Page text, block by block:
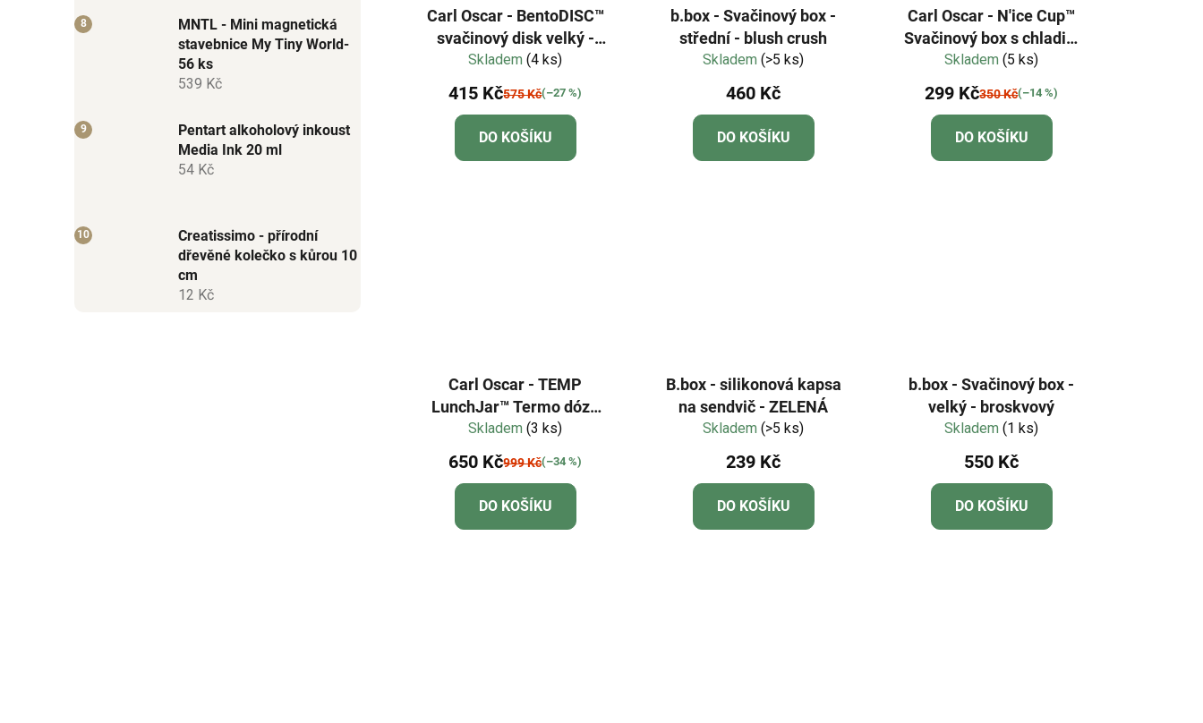
MNTL - Mini magnetická
stavebnice My Tiny World-
56 ks
539 Kč
Pentart alkoholový inkoust
Media Ink 20 ml
54 Kč
Creatissimo - přírodní
dřevěné kolečko s kůrou 10
cm
12 Kč
Carl Oscar - BentoDISC™
svačinový disk velký -
tyrkysová
Skladem(4 ks)
415 Kč575 Kč(–27 %)
DO KOŠÍKU
b.box - Svačinový box -
střední - blush crush
Skladem(>5 ks)
460 Kč
DO KOŠÍKU
Carl Oscar - N'ice Cup™
Svačinový box s chladicí
vložkou - limetková
Skladem(5 ks)
299 Kč350 Kč(–14 %)
DO KOŠÍKU
Carl Oscar - TEMP
LunchJar™ Termo dóza
na jídlo 0,5l - limetková
Skladem(3 ks)
650 Kč999 Kč(–34 %)
DO KOŠÍKU
B.box - silikonová kapsa
na sendvič - ZELENÁ
Skladem(>5 ks)
239 Kč
DO KOŠÍKU
b.box - Svačinový box -
velký - broskvový
Skladem(1 ks)
550 Kč
DO KOŠÍKU